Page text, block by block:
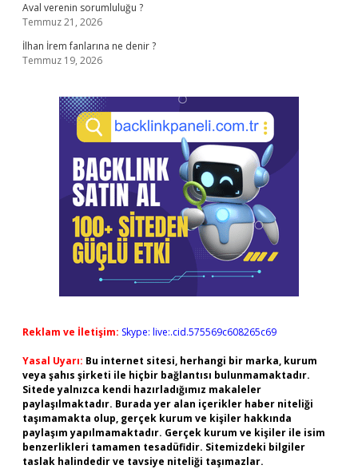
Aval verenin sorumluluğu ?
Temmuz 21, 2026
İlhan İrem fanlarına ne denir ?
Temmuz 19, 2026
Reklam ve İletişim: Skype: live:.cid.575569c608265c69
Yasal Uyarı: Bu internet sitesi, herhangi bir marka, kurum
veya şahıs şirketi ile hiçbir bağlantısı bulunmamaktadır.
Sitede yalnızca kendi hazırladığımız makaleler
paylaşılmaktadır. Burada yer alan içerikler haber niteliği
taşımamakta olup, gerçek kurum ve kişiler hakkında
paylaşım yapılmamaktadır. Gerçek kurum ve kişiler ile isim
benzerlikleri tamamen tesadüfidir. Sitemizdeki bilgiler
taslak halindedir ve tavsiye niteliği taşımazlar.